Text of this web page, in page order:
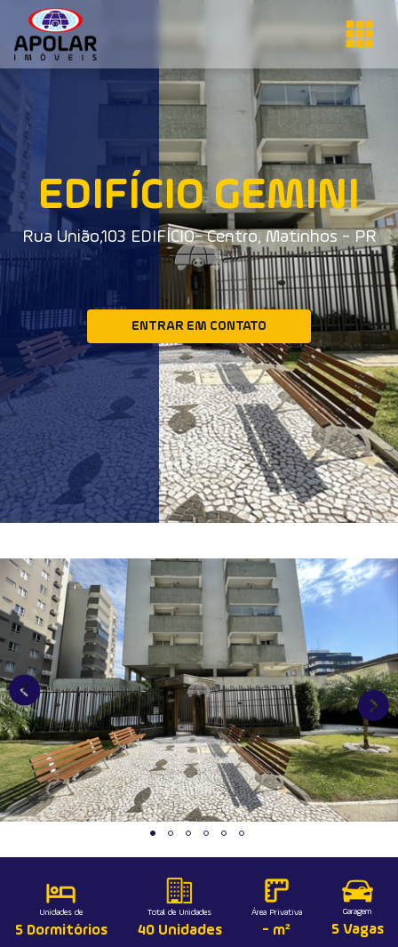
EDIFÍCIO GEMINI
Rua União,103 EDIFÍCIO- Centro, Matinhos - PR
ENTRAR EM CONTATO
Unidades de
5 Dormitórios
Total de Unidades
40 Unidades
Área Privativa
- m²
Garagem
5 Vagas